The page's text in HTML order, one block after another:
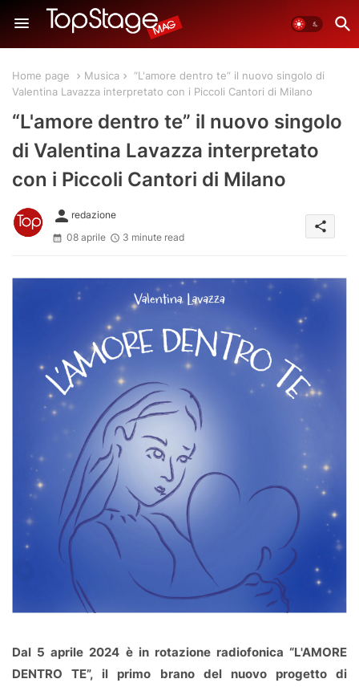
Home page Musica
“L'amore dentro te” il nuovo singolo di
Valentina Lavazza interpretato con i Piccoli Cantori di Milano
“L'amore dentro te” il nuovo singolo
di Valentina Lavazza interpretato
con i Piccoli Cantori di Milano
person redazione
08 aprile
3 minute read
share
Dal 5 aprile 2024 è in rotazione radiofonica “L'AMORE
DENTRO TE”, il primo brano del nuovo progetto di